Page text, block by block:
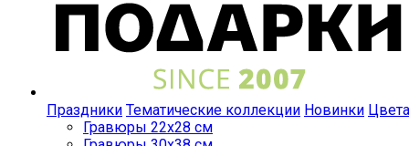
Праздники Тематические коллекции Новинки Цвета
Гравюры 22x28 см